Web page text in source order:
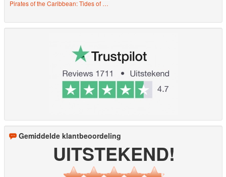
Pirates of the Caribbean: Tides of War (Steam)
Gemiddelde klantbeoordeling
UITSTEKEND!